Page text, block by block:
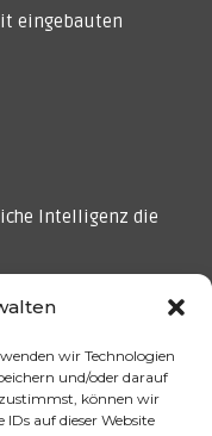
wir Technologien
und/oder darauf
können wir
auf dieser Website
eingebauten
Intelligenz die
Wie die EU
künstliche